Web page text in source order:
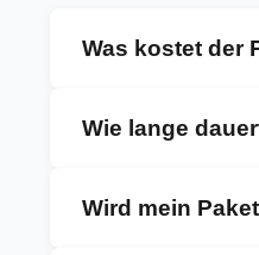
Was kostet der
erhalten Sie ein
Wie lange
LKW Richtung
Wird mein